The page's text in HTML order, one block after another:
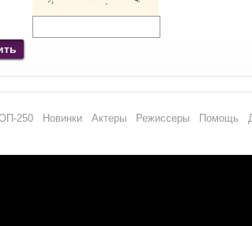
250 Новинки Актеры Режиссеры Помощь